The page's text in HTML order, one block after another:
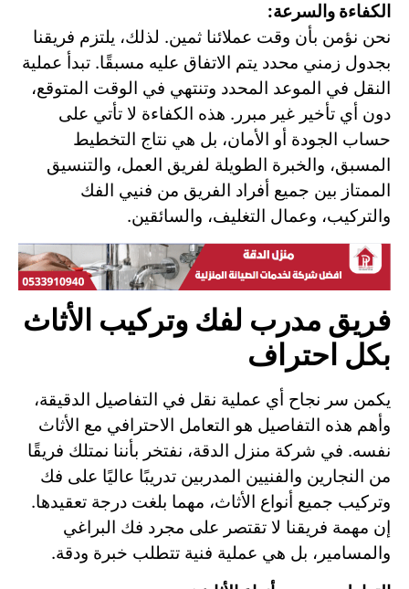
الكفاءة والسرعة:
نحن نؤمن بأن وقت عملائنا ثمين. لذلك، يلتزم فريقنا
بجدول زمني محدد يتم الاتفاق عليه مسبقًا. تبدأ عملية
النقل في الموعد المحدد وتنتهي في الوقت المتوقع،
دون أي تأخير غير مبرر. هذه الكفاءة لا تأتي على
حساب الجودة أو الأمان، بل هي نتاج التخطيط
المسبق، والخبرة الطويلة لفريق العمل، والتنسيق
الممتاز بين جميع أفراد الفريق من فنيي الفك
والتركيب، وعمال التغليف، والسائقين.
فريق مدرب لفك وتركيب الأثاث
بكل احتراف
يكمن سر نجاح أي عملية نقل في التفاصيل الدقيقة،
وأهم هذه التفاصيل هو التعامل الاحترافي مع الأثاث
نفسه. في شركة منزل الدقة، نفتخر بأننا نمتلك فريقًا
من النجارين والفنيين المدربين تدريبًا عاليًا على فك
وتركيب جميع أنواع الأثاث، مهما بلغت درجة تعقيدها.
إن مهمة فريقنا لا تقتصر على مجرد فك البراغي
والمسامير، بل هي عملية فنية تتطلب خبرة ودقة.